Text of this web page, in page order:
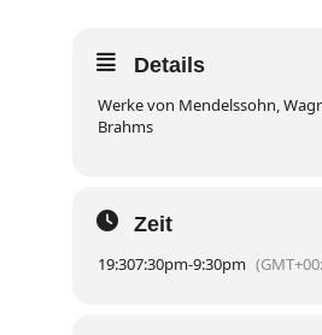
Details
Werke von Mendelssohn,
Brahms
Zeit
19:307:30pm-9:30pm